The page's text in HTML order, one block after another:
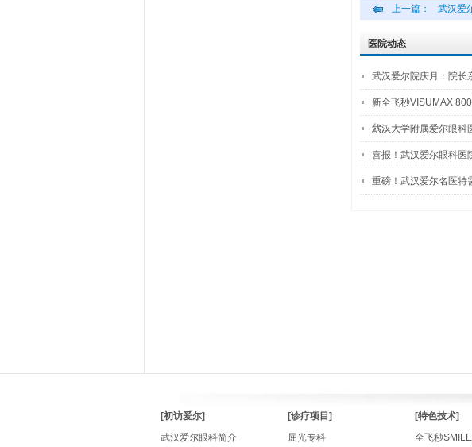
上一篇： 武汉爱
医院动态
武汉爱尔院庆月：院
新全飞秒VISUMAX
尔…
武汉大学附属爱尔眼
喜报！武汉爱尔眼科
重磅！武汉爱尔名医
[初访爱尔]
武汉爱尔眼科简介
[诊疗项目]
屈光专科
[特色技术]
全飞秒